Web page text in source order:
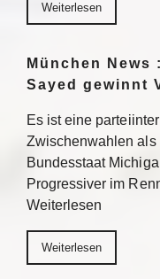
Weiterlesen
München
Sayed gewinnt
Es ist eine
Zwischenwahlen als
Bundesstaat
Progressiver im
Weiterlesen
Weiterlesen